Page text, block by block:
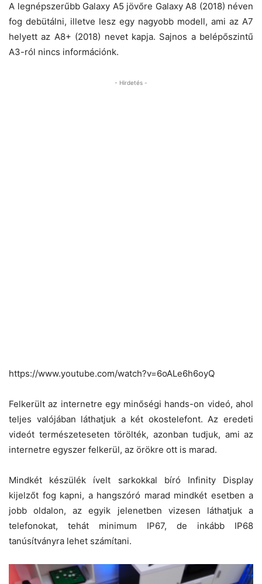
A legnépszerűbb Galaxy A5 jövőre Galaxy A8 (2018) néven
fog debütálni, illetve lesz egy nagyobb modell, ami az A7
helyett az A8+ (2018) nevet kapja. Sajnos a belépőszintű
A3-ról nincs információnk.
- Hirdetés -
https://www.youtube.com/watch?v=6oALe6h6oyQ
Felkerült az internetre egy minőségi hands-on videó, ahol
teljes valójában láthatjuk a két okostelefont. Az eredeti
videót természeteseten törölték, azonban tudjuk, ami az
internetre egyszer felkerül, az örökre ott is marad.
Mindkét készülék ívelt sarkokkal bíró Infinity Display
kijelzőt fog kapni, a hangszóró marad mindkét esetben a
jobb oldalon, az egyik jelenetben vizesen láthatjuk a
telefonokat, tehát minimum IP67, de inkább IP68
tanúsítványra lehet számítani.